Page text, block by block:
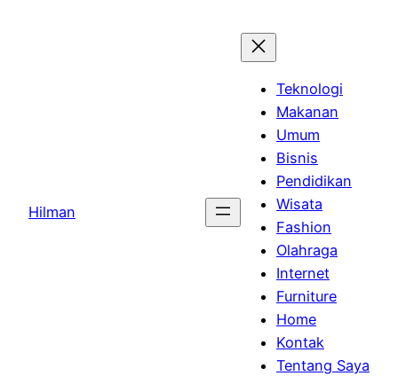
Hilman
Teknologi
Makanan
Umum
Bisnis
Pendidikan
Wisata
Fashion
Olahraga
Internet
Furniture
Home
Kontak
Tentang Saya